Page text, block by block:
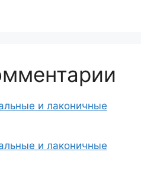
и лаконичные
и лаконичные